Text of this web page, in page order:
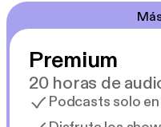
Premium
20 horas de
Podcasts solo